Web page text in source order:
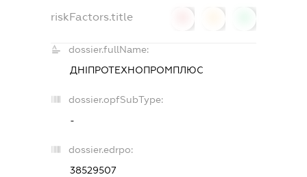
riskFactors.title
dossier.fullName:
ДНІПРОТЕХНОПРОМПЛЮС
dossier.opfSubType:
-
dossier.edrpo:
38529507